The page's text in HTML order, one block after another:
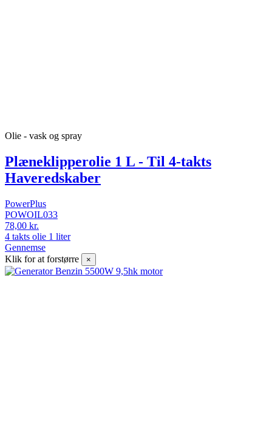
Olie - vask og spray
Plæneklipperolie 1 L - Til 4-takts
Haveredskaber
PowerPlus
POWOIL033
78,00 kr.
4 takts olie 1 liter
Gennemse
Klik for at forstørre
×